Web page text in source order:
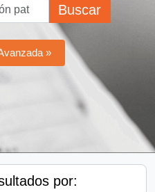
Buscar
»
por: